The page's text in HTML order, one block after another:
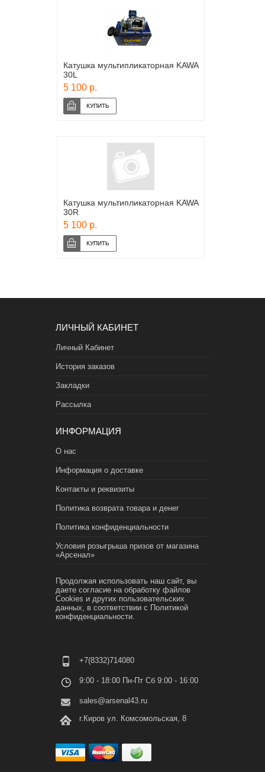
Катушка мультипликаторная KAWA
30L
5 100 р.
Катушка мультипликаторная KAWA
30R
5 100 р.
ЛИЧНЫЙ КАБИНЕТ
Личный Кабинет
История заказов
Закладки
Рассылка
ИНФОРМАЦИЯ
О нас
Информация о доставке
Контакты и реквизиты
Политика возврата товара и денег
Политика конфиденциальности
Условия розыгрыша призов от магазина
«Арсенал»
Продолжая использовать наш сайт, вы
даете согласие на обработку файлов
Cookies и других пользовательских
данных, в соответствии с Политикой
конфиденциальности.
+7(8332)714080
9:00 - 18:00 Пн-Пт Сб 9:00 - 16:00
sales@arsenal43.ru
г.Киров ул. Комсомольская, 8